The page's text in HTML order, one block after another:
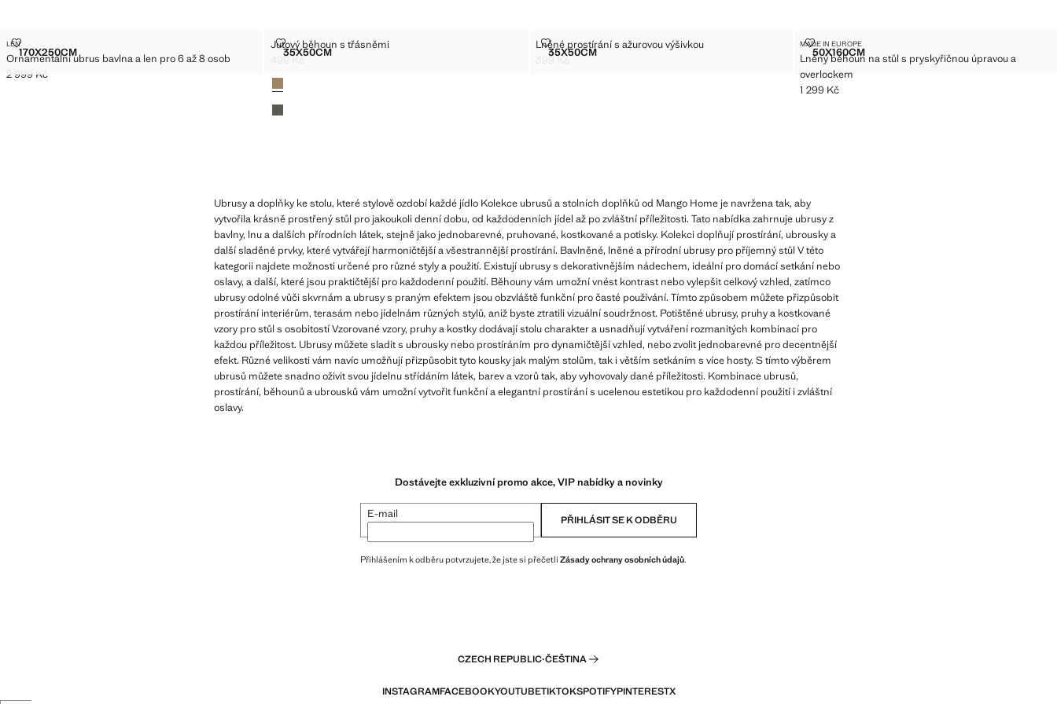
Velikosti
170X250CMORNAMENTÁLNÍ UBRUS BAVLNA A LEN PRO 6 AŽ 8 OSOB
LEN
Ornamentální ubrus bavlna a len pro 6 až 8 osob
ORNAMENTÁLNÍ UBRUS BAVLNA A LEN PRO 6 AŽ 8 OSOB
Aktuální cena [2 999 Kč ]
2 999 Kč
Velikosti
35X50CMJUTOVÝ BĚHOUN S TŘÁSNĚMI
Jutový běhoun s třásněmi
JUTOVÝ BĚHOUN S TŘÁSNĚMI
499 Kč
Barvy
Velikosti
35X50CMLNĚNÉ PROSTÍRÁNÍ S AŽUROVOU VÝŠIVKOU
Lněné prostírání s ažurovou výšivkou
LNĚNÉ PROSTÍRÁNÍ S AŽUROVOU VÝŠIVKOU
399 Kč
Velikosti
50X160CMLNĚNÝ BĚHOUN NA STŮL S
MADE IN EUROPE
Lněný běhoun na stůl s pryskyřičnou úpravou a
overlockem
LNĚNÝ BĚHOUN NA STŮL S PRYSKYŘIČNOU
Aktuální cena [1 299 Kč ]
1 299 Kč
Ubrusy a doplňky ke stolu, které stylově ozdobí každé jídlo Kolekce ubrusů a stolních doplňků od Mango Home je navržena tak, aby
vytvořila krásně prostřený stůl pro jakoukoli denní dobu, od každodenních jídel až po zvláštní příležitosti. Tato nabídka zahrnuje ubrusy z
bavlny, lnu a dalších přírodních látek, stejně jako jednobarevné, pruhované, kostkované a potisky. Kolekci doplňují prostírání, ubrousky a
další sladěné prvky, které vytvářejí harmoničtější a všestrannější prostírání. Bavlněné, lněné a přírodní ubrusy pro příjemný stůl V této
kategorii najdete možnosti určené pro různé styly a použití. Existují ubrusy s dekorativnějším nádechem, ideální pro domácí setkání nebo
oslavy, a další, které jsou praktičtější pro každodenní použití. Běhouny vám umožní vnést kontrast nebo vylepšit celkový vzhled, zatímco
ubrusy odolné vůči skvrnám a ubrusy s praným efektem jsou obzvláště funkční pro časté používání. Tímto způsobem můžete přizpůsobit
prostírání interiérům, terasám nebo jídelnám různých stylů, aniž byste ztratili vizuální soudržnost. Potištěné ubrusy, pruhy a kostkované
vzory pro stůl s osobitostí Vzorované vzory, pruhy a kostky dodávají stolu charakter a usnadňují vytváření rozmanitých kombinací pro
každou příležitost. Ubrusy můžete sladit s ubrousky nebo prostíráním pro dynamičtější vzhled, nebo zvolit jednobarevné pro decentnější
efekt. Různé velikosti vám navíc umožňují přizpůsobit tyto kousky jak malým stolům, tak i větším setkáním s více hosty. S tímto výběrem
ubrusů můžete snadno oživit svou jídelnu střídáním látek, barev a vzorů tak, aby vyhovovaly dané příležitosti. Kombinace ubrusů,
prostírání, běhounů a ubrousků vám umožní vytvořit funkční a elegantní prostírání s ucelenou estetikou pro každodenní použití i zvláštní
oslavy.
Dostávejte exkluzivní promo akce, VIP nabídky a novinky
E-mail PŘIHLÁSIT SE K ODBĚRU
Přihlášením k odběru potvrzujete, že jste si přečetli Zásady ochrany osobních údajů.
CZECH REPUBLIC·ČEŠTINA
INSTAGRAMFACEBOOKYOUTUBETIKTOKSPOTIFYPINTERESTX